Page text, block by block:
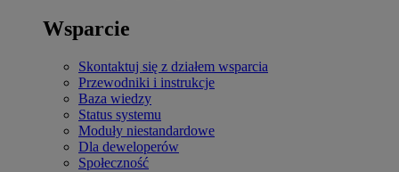
Wsparcie
Skontaktuj się z działem wsparcia
Przewodniki i instrukcje
Baza wiedzy
Status systemu
Moduły niestandardowe
Dla deweloperów
Społeczność